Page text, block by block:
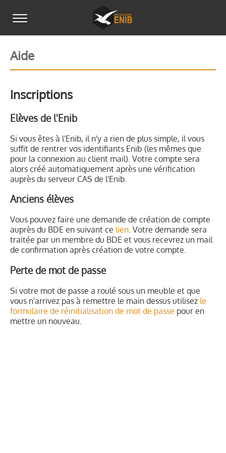
Aide
Inscriptions
Elèves de l'Enib
Si vous êtes à l'Enib, il n'y a rien de plus simple, il vous
suffit de rentrer vos identifiants Enib (les mêmes que
pour la connexion au client mail). Votre compte sera
alors créé automatiquement après une vérification
auprès du serveur CAS de l'Enib.
Anciens élèves
Vous pouvez faire une demande de création de compte
auprès du BDE en suivant ce lien. Votre demande sera
traitée par un membre du BDE et vous recevrez un mail
de confirmation après création de votre compte.
Perte de mot de passe
Si votre mot de passe a roulé sous un meuble et que
vous n'arrivez pas à remettre le main dessus utilisez le
formulaire de réinitialisation de mot de passe pour en
mettre un nouveau.